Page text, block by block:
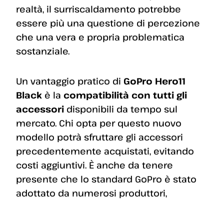
realtà, il surriscaldamento potrebbe
essere più una questione di percezione
che una vera e propria problematica
sostanziale.
Un vantaggio pratico di GoPro Hero11
Black è la compatibilità con tutti gli
accessori disponibili da tempo sul
mercato. Chi opta per questo nuovo
modello potrà sfruttare gli accessori
precedentemente acquistati, evitando
costi aggiuntivi. È anche da tenere
presente che lo standard GoPro è stato
adottato da numerosi produttori,